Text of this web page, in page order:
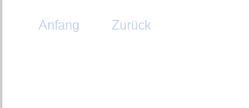
Anfang Zurück